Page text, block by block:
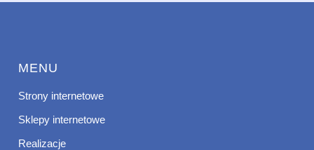
MENU
Strony internetowe
Sklepy internetowe
Realizacje